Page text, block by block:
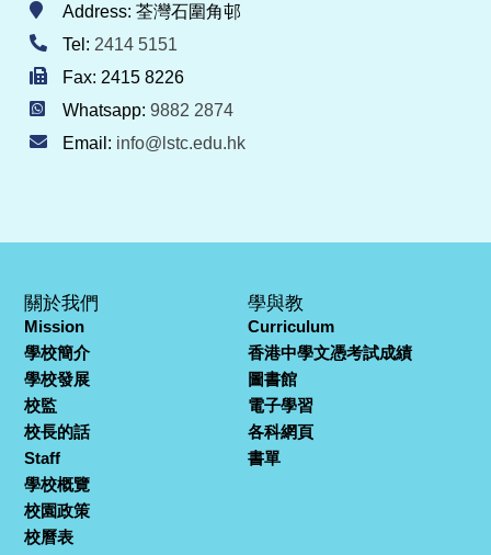
Address: 荃灣石圍角邨
Tel: 2414 5151
Fax: 2415 8226
Whatsapp: 9882 2874
Email: info@lstc.edu.hk
關於我們
Mission
學校簡介
學校發展
校監
校長的話
Staff
學校概覽
校園政策
校曆表
學與教
Curriculum
香港中學文憑考試成績
圖書館
電子學習
各科網頁
書單